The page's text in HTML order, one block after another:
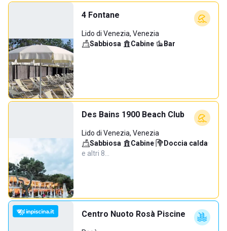
4 Fontane
Lido di Venezia, Venezia
Sabbiosa· Cabine· Bar
Des Bains 1900 Beach Club
Lido di Venezia, Venezia
Sabbiosa· Cabine· Doccia calda·
e altri 8…
Centro Nuoto Rosà Piscine